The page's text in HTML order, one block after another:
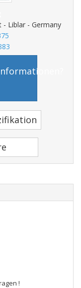
- Liblar - Germany
!